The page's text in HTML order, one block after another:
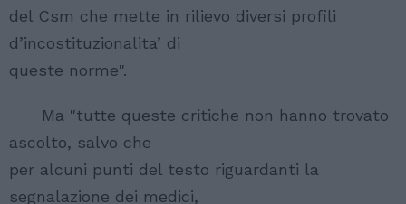
del Csm che mette in rilievo diversi profili
d’incostituzionalita’ di
queste norme".
Ma "tutte queste critiche non hanno trovato
ascolto, salvo che
per alcuni punti del testo riguardanti la
segnalazione dei medici,